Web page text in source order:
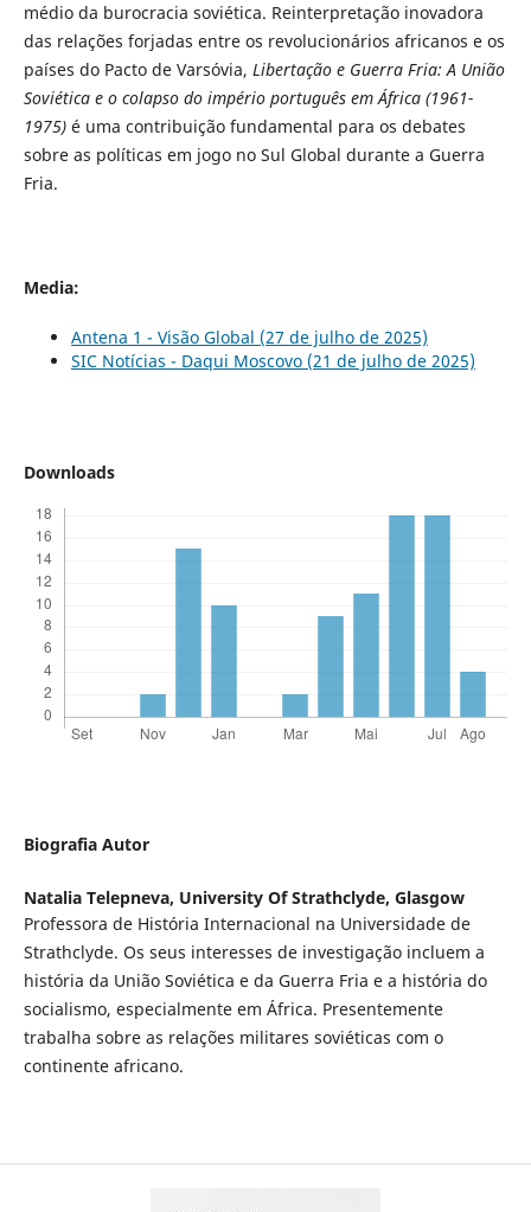
médio da burocracia soviética. Reinterpretação inovadora
das relações forjadas entre os revolucionários africanos e os
países do Pacto de Varsóvia, Libertação e Guerra Fria: A União
Soviética e o colapso do império português em África (1961-
1975) é uma contribuição fundamental para os debates
sobre as políticas em jogo no Sul Global durante a Guerra
Fria.
Media:
Antena 1 - Visão Global (27 de julho de 2025)
SIC Notícias - Daqui Moscovo (21 de julho de 2025)
Downloads
Biografia Autor
Natalia Telepneva, University Of Strathclyde, Glasgow
Professora de História Internacional na Universidade de
Strathclyde. Os seus interesses de investigação incluem a
história da União Soviética e da Guerra Fria e a história do
socialismo, especialmente em África. Presentemente
trabalha sobre as relações militares soviéticas com o
continente africano.